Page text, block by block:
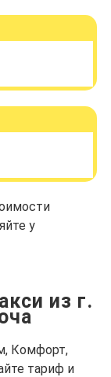
у
из г.
Комфорт,
тариф и